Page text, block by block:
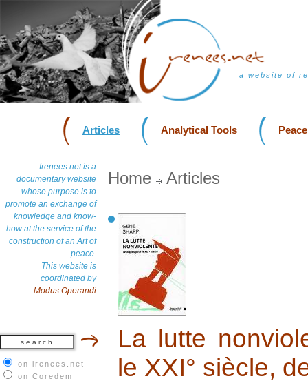
a website of
Articles Analytical Tools
Irenees.net is a
documentary website
whose purpose is to
promote an exchange of
knowledge and know-
how at the service of the
construction of an Art of
peace.
This website is
coordinated by
Modus Operandi
on irenees.net
on Coredem
Home Articles
La lutte
le XXI° siècle,